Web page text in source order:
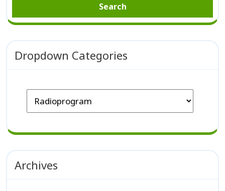
Dropdown Categories
Archives